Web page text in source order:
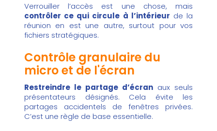
Verrouiller l’accès est une chose, mais
contrôler ce qui circule à l’intérieur de la
réunion en est une autre, surtout pour vos
fichiers stratégiques.
Contrôle granulaire du
micro et de l'écran
Restreindre le partage d’écran aux seuls
présentateurs désignés. Cela évite les
partages accidentels de fenêtres privées.
C’est une règle de base essentielle.